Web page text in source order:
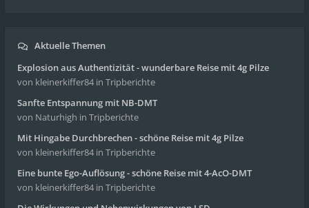
Aktuelle Themen
Explosion aus Authentizität - wunderbare Reise mit 4g Pilze
von kleinerkiffer84 in Tripberichte
Sanfte Entspannung mit NB-DMT
von Naturhigh in Tripberichte
Mit Hingabe Durchbrechen - schöne Reise mit 4g Pilze
von kleinerkiffer84 in Tripberichte
Eine bunte Ego-Auflösung - schöne Reise mit 4-AcO-DMT
von kleinerkiffer84 in Tripberichte